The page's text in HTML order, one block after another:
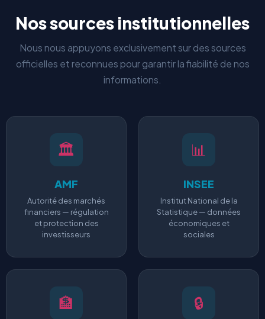
Nos sources institutionnelles
Nous nous appuyons exclusivement sur des sources
officielles et reconnues pour garantir la fiabilité de nos
informations.
🏛️
AMF
Autorité des marchés
financiers — régulation
et protection des
investisseurs
📊
INSEE
Institut National de la
Statistique — données
économiques et
sociales
🏦 🔒